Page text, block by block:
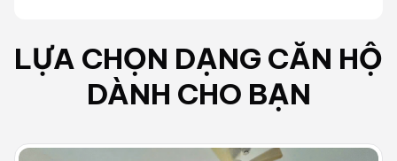
LỰA CHỌN DẠNG CĂN HỘ
DÀNH CHO BẠN